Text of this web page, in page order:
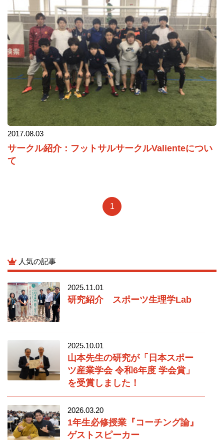
2017.08.03
サークル紹介：フットサルサークルValienteについ
て
1
人気の記事
2025.11.01
研究紹介 スポーツ生理学Lab
2025.10.01
山本先生の研究が「日本スポー
ツ産業学会 令和6年度 学会賞」
を受賞しました！
2026.03.20
1年生必修授業『コーチング論』
ゲストスピーカー